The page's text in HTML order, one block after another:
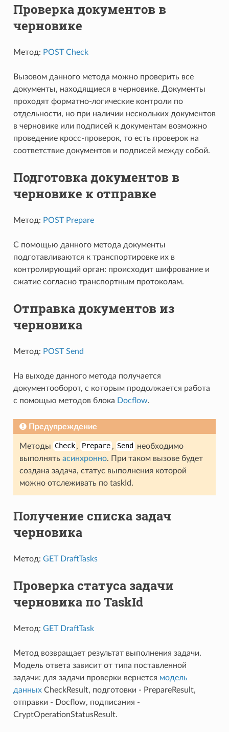
Проверка документов в
черновике
Метод: POST Check
Вызовом данного метода можно проверить все
документы, находящиеся в черновике. Документы
проходят форматно-логические контроли по
отдельности, но при наличии нескольких документов
в черновике или подписей к документам возможно
проведение кросс-проверок, то есть проверок на
соответствие документов и подписей между собой.
Подготовка документов в
черновике к отправке
Метод: POST Prepare
С помощью данного метода документы
подготавливаются к транспортировке их в
контролирующий орган: происходит шифрование и
сжатие согласно транспортным протоколам.
Отправка документов из
черновика
Метод: POST Send
На выходе данного метода получается
документооборот, с которым продолжается работа
с помощью методов блока Docflow.
Предупреждение
Методы Check , Prepare , Send
необходимо
выполнять асинхронно. При таком вызове будет
создана задача, статус выполнения которой
можно отслеживать по taskId.
Получение списка задач
черновика
Метод: GET DraftTasks
Проверка статуса задачи
черновика по TaskId
Метод: GET DraftTask
Метод возвращает результат выполнения задачи.
Модель ответа зависит от типа поставленной
задачи: для задачи проверки вернется модель
данныхCheckResult, подготовки - PrepareResult,
отправки - Docflow, подписания -
CryptOperationStatusResult.